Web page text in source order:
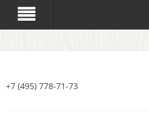
+7 (495) 778-71-73